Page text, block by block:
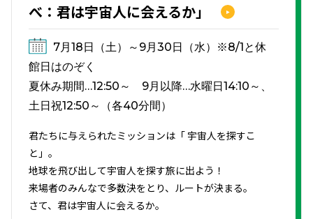
べ：君は宇宙人に会えるか」
7月18日（土）～9月30日（水）※8/1と休
館日はのぞく
夏休み期間…12:50～ 9月以降…水曜日14:10～、
土日祝12:50～（各40分間）
君たちに与えられたミッションは「 宇宙人を探すこ
と」。
地球を飛び出して宇宙人を探す旅に出よう！
来場者のみんなで多数決をとり、ルートが決まる。
さて、君は宇宙人に会えるか。